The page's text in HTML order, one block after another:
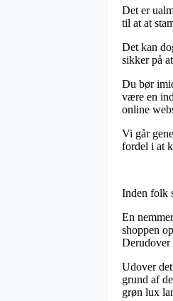
Det er
til at at
Det kan
sikker på
Du bør
være en
online
Vi går
fordel i at
Inden folk
En
shoppen
Derudover
Udover
grund af
grøn lux